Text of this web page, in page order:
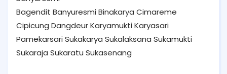
Bagendit Banyuresmi Binakarya Cimareme
Cipicung Dangdeur Karyamukti Karyasari
Pamekarsari Sukakarya Sukalaksana Sukamukti
Sukaraja Sukaratu Sukasenang